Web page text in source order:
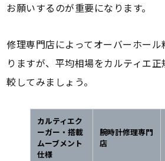
お願いするのが重要になります。
修理専門店によってオーバーホー
りますが、平均相場をカルティエ
較してみましょう。
カルティエク
ーガー・搭載
ムーブメント
仕様
腕時計修理専門
店